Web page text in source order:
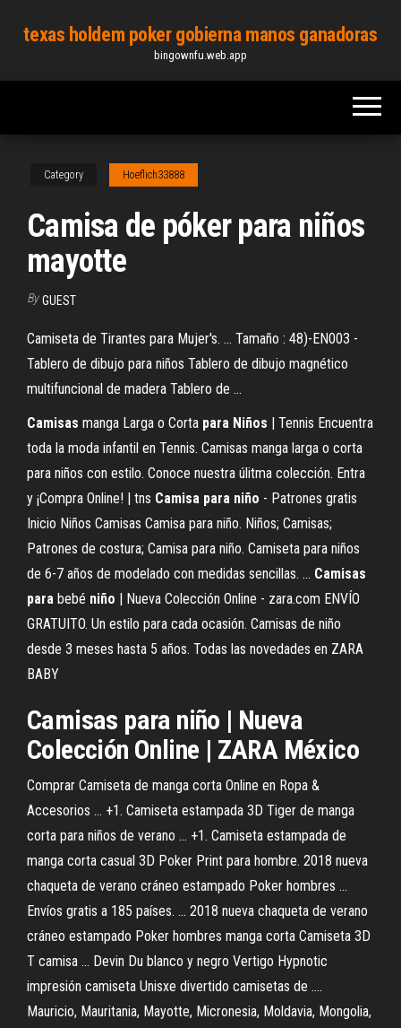
content
texas holdem poker gobierna manos ganadoras
bingownfu.web.app
Category Hoeflich33888
Camisa de póker para niños
mayotte
By GUEST
Camiseta de Tirantes para Mujer's. ... Tamaño : 48)-EN003 -
Tablero de dibujo para niños Tablero de dibujo magnético
multifuncional de madera Tablero de ...
Camisas manga Larga o Corta para Niños | Tennis Encuentra
toda la moda infantil en Tennis. Camisas manga larga o corta
para niños con estilo. Conoce nuestra úlitma colección. Entra
y ¡Compra Online! | tns Camisa para niño - Patrones gratis
Inicio Niños Camisas Camisa para niño. Niños; Camisas;
Patrones de costura; Camisa para niño. Camiseta para niños
de 6-7 años de modelado con medidas sencillas. ... Camisas
para bebé niño | Nueva Colección Online - zara.com ENVÍO
GRATUITO. Un estilo para cada ocasión. Camisas de niño
desde 3 meses hasta 5 años. Todas las novedades en ZARA
BABY
Camisas para niño | Nueva
Colección Online | ZARA México
Comprar Camiseta de manga corta Online en Ropa &
Accesorios ... +1. Camiseta estampada 3D Tiger de manga
corta para niños de verano ... +1. Camiseta estampada de
manga corta casual 3D Poker Print para hombre. 2018 nueva
chaqueta de verano cráneo estampado Poker hombres ...
Envíos gratis a 185 países. ... 2018 nueva chaqueta de verano
cráneo estampado Poker hombres manga corta Camiseta 3D
T camisa ... Devin Du blanco y negro Vertigo Hypnotic
impresión camiseta Unisxe divertido camisetas de ....
Mauricio, Mauritania, Mayotte, Micronesia, Moldavia, Mongolia,